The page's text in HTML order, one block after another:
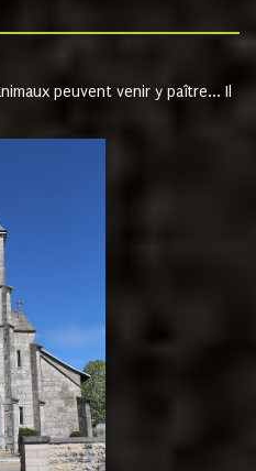
peuvent venir y paître... Il